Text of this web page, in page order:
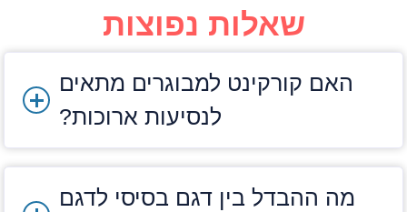
שאלות נפוצות
האם קורקינט למבוגרים מתאים
לנסיעות ארוכות?
מה ההבדל בין דגם בסיסי לדגם